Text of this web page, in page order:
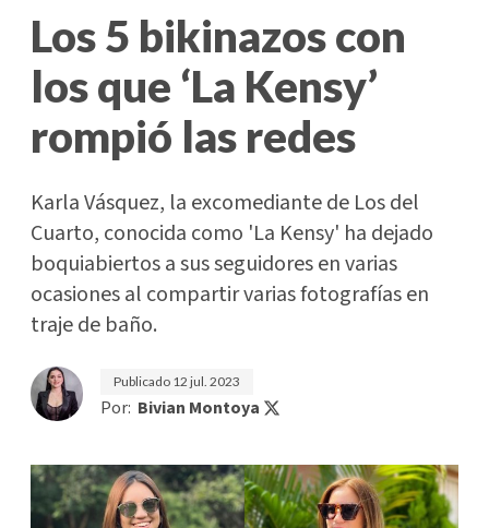
Los 5 bikinazos con
los que ‘La Kensy’
rompió las redes
Karla Vásquez, la excomediante de Los del
Cuarto, conocida como 'La Kensy' ha dejado
boquiabiertos a sus seguidores en varias
ocasiones al compartir varias fotografías en
traje de baño.
Publicado 12 jul. 2023
Por: Bivian Montoya